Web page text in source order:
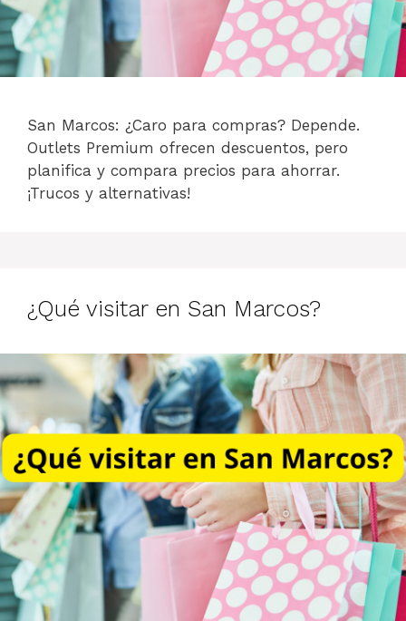
San Marcos: ¿Caro para compras? Depende.
Outlets Premium ofrecen descuentos, pero
planifica y compara precios para ahorrar.
¡Trucos y alternativas!
¿Qué visitar en San Marcos?